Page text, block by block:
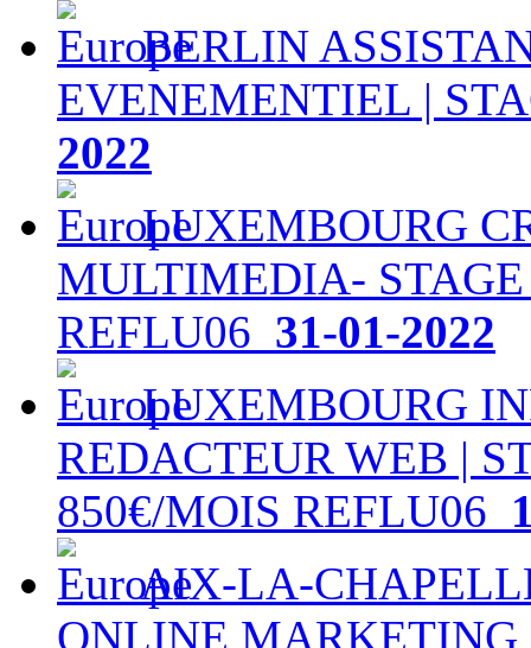
BERLIN
EVENEMENTIEL |
2022
LUXEMBOURG
MULTIMEDIA-
REFLU06 31-01-2022
LUXEMBOURG
REDACTEUR WEB |
850€/MOIS REFLU06
AIX-LA-
ONLINE MARKETING